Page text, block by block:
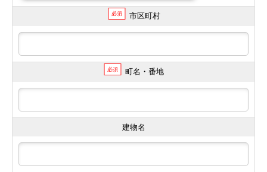
必須 市区町村
必須 町名・番地
建物名